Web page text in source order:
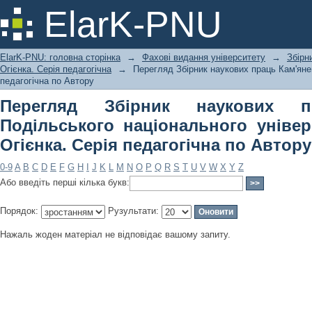
ElarK-PNU
Перегляд Збірник наукових
університету імені Івана Огієнка.
ElarK-PNU: головна сторінка → Фахові видання університету →
Огієнка. Серія педагогічна
→
Перегляд Збірник наукових праць
педагогічна по Автору
Перегляд Збірник наукових
Подільського національного
Огієнка. Серія педагогічна по Автору
0-9 A B C D E F G H J K L M N O P Q R S T U V W X Y Z
Або введіть перші кілька букв:
Порядок: Рузультати:
Нажаль жоден матеріал не відповідає вашому запиту.